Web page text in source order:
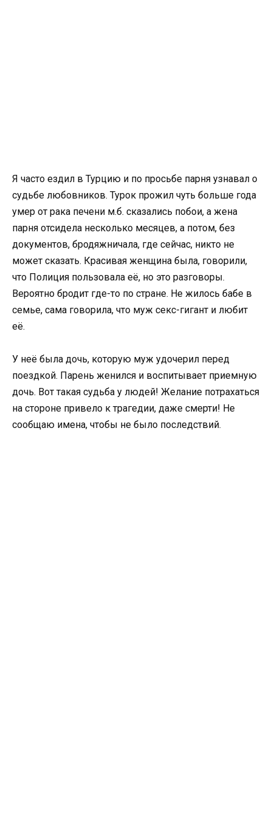
Я часто ездил в Турцию и по просьбе парня узнавал о
судьбе любовников. Турок прожил чуть больше года
умер от рака печени м.б. сказались побои, а жена
парня отсидела несколько месяцев, а потом, без
документов, бродяжничала, где сейчас, никто не
может сказать. Красивая женщина была, говорили,
что Полиция пользовала её, но это разговоры.
Вероятно бродит где-то по стране. Не жилось бабе в
семье, сама говорила, что муж секс-гигант и любит
её.
У неё была дочь, которую муж удочерил перед
поездкой. Парень женился и воспитывает приемную
дочь. Вот такая судьба у людей! Желание потрахаться
на стороне привело к трагедии, даже смерти! Не
сообщаю имена, чтобы не было последствий.